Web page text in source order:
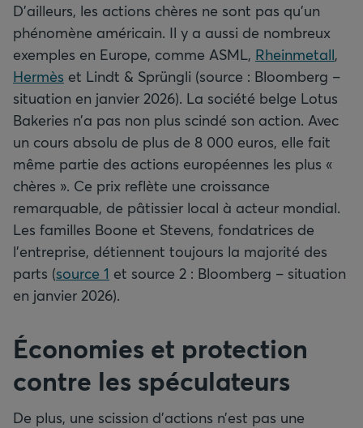
D’ailleurs, les actions chères ne sont pas qu’un
phénomène américain. Il y a aussi de nombreux
exemples en Europe, comme ASML, Rheinmetall,
Hermès et Lindt & Sprüngli (source : Bloomberg –
situation en janvier 2026). La société belge Lotus
Bakeries n’a pas non plus scindé son action. Avec
un cours absolu de plus de 8 000 euros, elle fait
même partie des actions européennes les plus «
chères ». Ce prix reflète une croissance
remarquable, de pâtissier local à acteur mondial.
Les familles Boone et Stevens, fondatrices de
l’entreprise, détiennent toujours la majorité des
parts (source 1 et source 2 : Bloomberg – situation
en janvier 2026).
Économies et protection
contre les spéculateurs
De plus, une scission d’actions n’est pas une